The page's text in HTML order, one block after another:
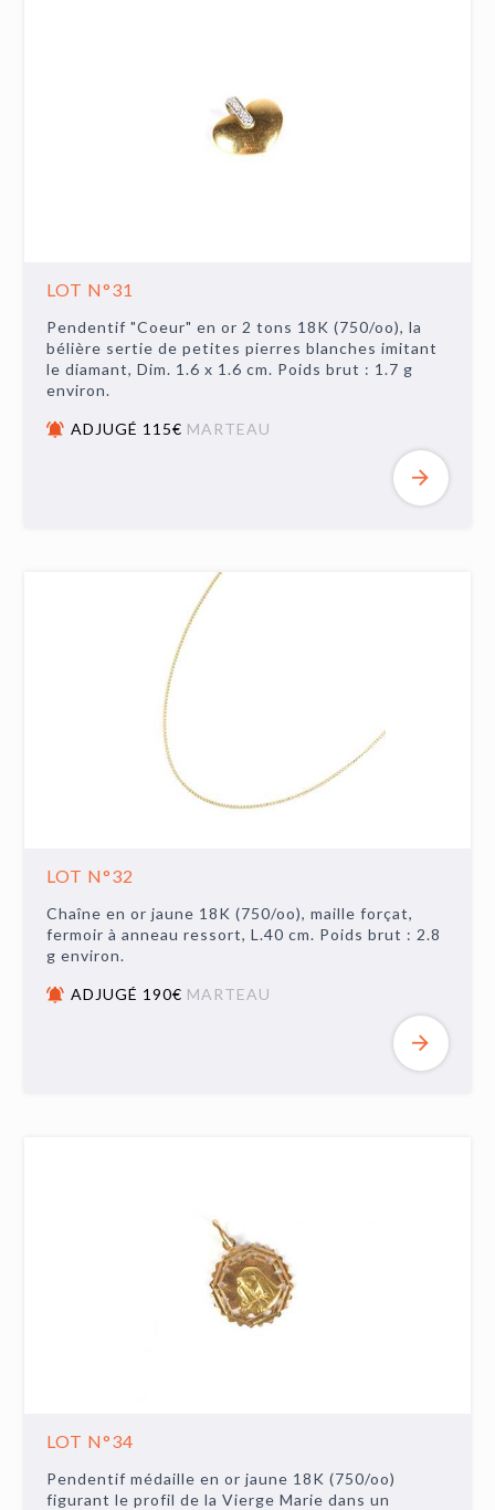
LOT N°31
Pendentif "Coeur" en or 2 tons 18K (750/oo), la
bélière sertie de petites pierres blanches imitant
le diamant, Dim. 1.6 x 1.6 cm. Poids brut : 1.7 g
environ.
ADJUGÉ 115€ MARTEAU
LOT N°32
Chaîne en or jaune 18K (750/oo), maille forçat,
fermoir à anneau ressort, L.40 cm. Poids brut : 2.8
g environ.
ADJUGÉ 190€ MARTEAU
LOT N°34
Pendentif médaille en or jaune 18K (750/oo)
figurant le profil de la Vierge Marie dans un